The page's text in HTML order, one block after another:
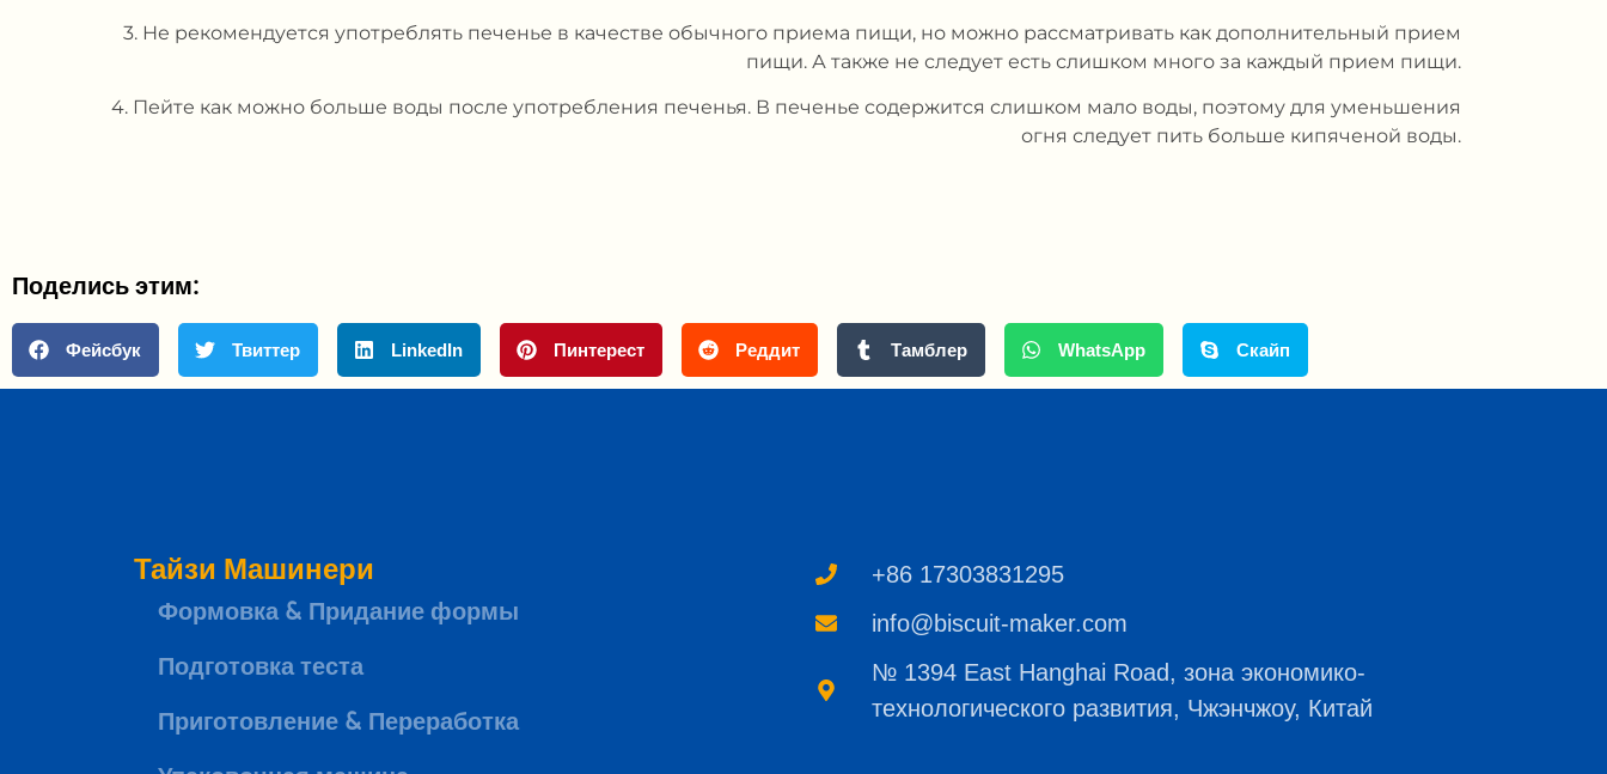
3. Не рекомендуется употреблять печенье в качестве обычного приема пищи, но можно рассматривать как дополнительный прием
пищи. А также не следует есть слишком много за каждый прием пищи.
4. Пейте как можно больше воды после употребления печенья. В печенье содержится слишком мало воды, поэтому для уменьшения
огня следует пить больше кипяченой воды.
Поделись этим:
Фейсбук Твиттер LinkedIn Пинтерест Реддит Тамблер WhatsApp Скайп
Тайзи Машинери
Формовка & Придание формы
Подготовка теста
Приготовление & Переработка
+86 17303831295
info@biscuit-maker.com
№ 1394 East Hanghai Road, зона экономико-
технологического развития, Чжэнчжоу, Китай